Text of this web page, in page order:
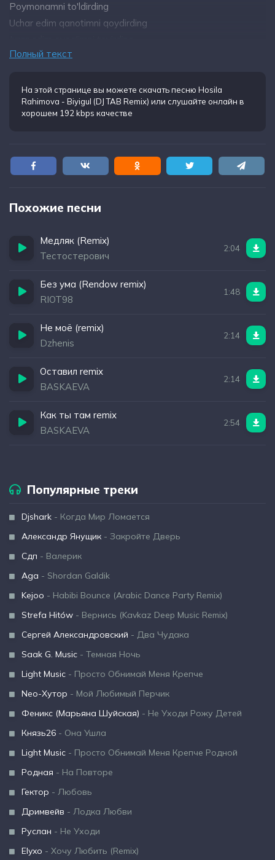
Poymonamni to'ldirding
Uchar edim qanotimni qoydirding
Полный текст
На этой странице вы можете скачать песню Hosila
Rahimova - Biyigul (DJ TAB Remix) или слушайте онлайн в
хорошем 192 kbps качестве
Похожие песни
Медляк (Remix)
Тестостерович
2:04
Без ума (Rendow remix)
RIOT98
1:48
Не моё (remix)
Dzhenis
2:14
Оставил remix
BASKAEVA
2:14
Как ты там remix
BASKAEVA
2:54
Популярные треки
Djshark - Когда Мир Ломается
Александр Янущик - Закройте Дверь
Сдп - Валерик
Aga - Shordan Galdik
Kejoo - Habibi Bounce (Arabic Dance Party Remix)
Strefa Hitów - Вернись (Kavkaz Deep Music Remix)
Сергей Александровский - Два Чудака
Saak G. Music - Темная Ночь
Light Music - Просто Обнимай Меня Крепче
Neo-Хутор - Мой Любимый Перчик
Феникс (Марьяна Шуйская) - Не Уходи Рожу Детей
Князь26 - Она Ушла
Light Music - Просто Обнимай Меня Крепче Родной
Родная - На Повторе
Гектор - Любовь
Дримвейв - Лодка Любви
Руслан - Не Уходи
Elyxo - Хочу Любить (Remix)